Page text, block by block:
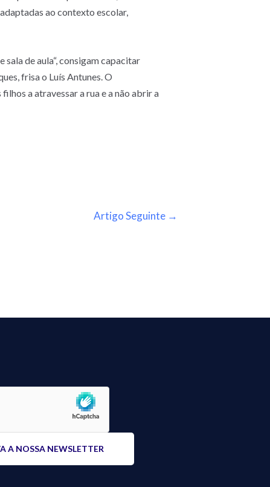
ao contexto escolar,
de aula“, consigam capacitar
frisa o Luís Antunes. O
a atravessar a rua e a não abrir a
Artigo Seguinte →